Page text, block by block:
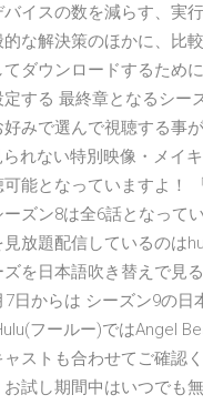
イスの数を減らす、実
な解決策のほかに、比
ダウンロードするため
する 最終章となるシー
みで選んで視聴する事
れない特別映像・メイ
能となっていますよ！
ズン8は全6話となって
放題配信しているのは
を日本語吹き替えで見
日からは シーズン9の日
フールー)ではAngel
ストも合わせてご確認
試し期間中はいつでも